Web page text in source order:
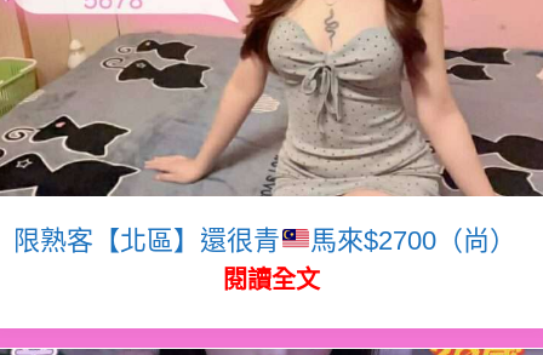
限熟客【北區】還很青 馬來$2700（尚）
閱讀全文